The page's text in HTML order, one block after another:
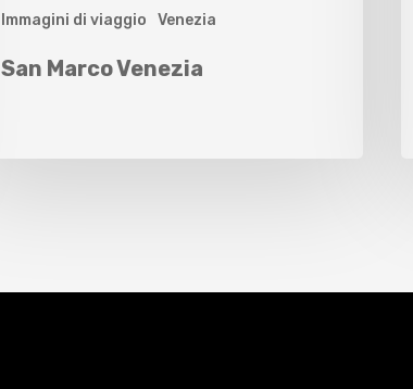
Immagini di viaggio Venezia
San Marco Venezia